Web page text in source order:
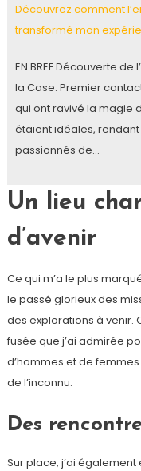
Découvrez comment
transformé mon
EN BREF Découverte
la Case. Premier
qui ont ravivé la magie
étaient idéales,
passionnés de…
Un lieu
d’avenir
Ce qui m’a le plus
le passé glorieux des
des explorations à venir.
fusée que j’ai admirée
d’hommes et de
de l’inconnu.
Des
Sur place, j’ai